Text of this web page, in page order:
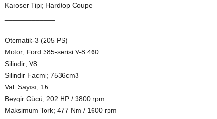
Karoser Tipi; Hardtop Coupe
Otomatik-3 (205 PS)
Motor; Ford 385-serisi V-8 460
Silindir; V8
Silindir Hacmi; 7536cm3
Valf Sayısı; 16
Beygir Gücü; 202 HP / 3800 rpm
Maksimum Tork; 477 Nm / 1600 rpm